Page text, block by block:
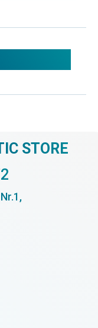
STORE